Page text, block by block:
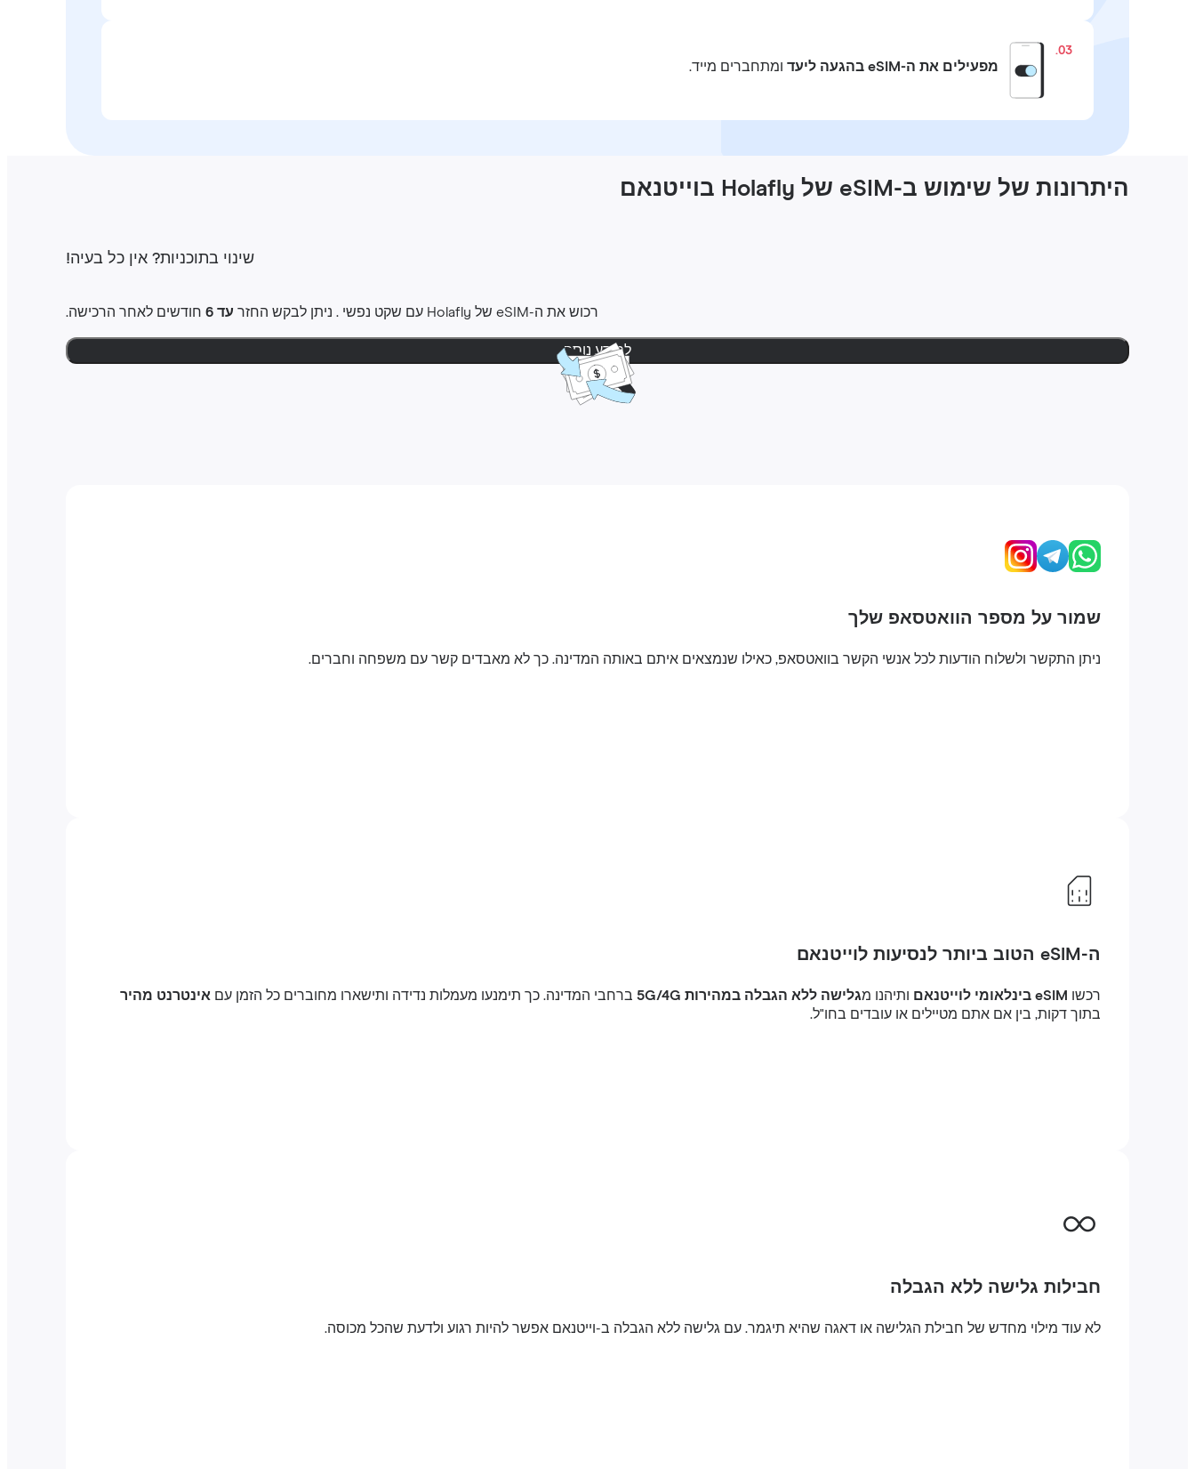
03.
מפעילים את ה-eSIM בהגעה ליעד ומתחברים מייד.
היתרונות של שימוש ב-eSIM של Holafly בוייטנאם
שינוי בתוכניות‎? אין כל בעיה‎!
רכוש את ה-‎eSIM שלHolafly ‎ עם שקט נפשי ‎. ניתן לבקש החזר עד 6 חודשים לאחר הרכישה.
למידע נוסף
שמור על מספר הוואטסאפ שלך
ניתן התקשר ולשלוח הודעות לכל אנשי הקשר בוואטסאפ, כאילו שנמצאים איתם באותה המדינה. כך לא מאבדים קשר עם משפחה וחברים.
ה-eSIM הטוב ביותר לנסיעות לוייטנאם
רכשו eSIM בינלאומי לוייטנאם ותיהנו מגלישה ללא הגבלה במהירות 5G/4G ברחבי המדינה. כך תימנעו מעמלות נדידה ותישארו מחוברים כל הזמן עםאינטרנט מהיר
בתוך דקות, בין אם אתם מטיילים או עובדים בחו"ל.
חבילות גלישה ללא הגבלה
לא עוד מילוי מחדש של חבילת הגלישה או דאגה שהיא תיגמר. עם גלישה ללא הגבלה ב-וייטנאם אפשר להיות רגוע ולדעת שהכל מכוסה.